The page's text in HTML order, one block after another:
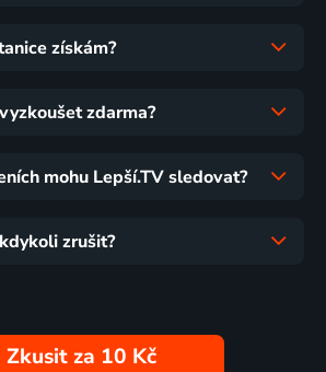
získám?
zdarma?
mohu Lepší.TV sledovat?
zrušit?
Zkusit za 10 Kč